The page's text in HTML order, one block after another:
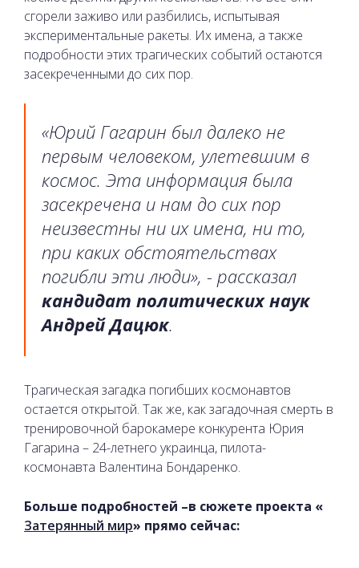
сгорели заживо или разбились, испытывая
экспериментальные ракеты. Их имена, а также
подробности этих трагических событий остаются
засекреченными до сих пор.
«Юрий Гагарин был далеко не
первым человеком, улетевшим в
космос. Эта информация была
засекречена и нам до сих пор
неизвестны ни их имена, ни то,
при каких обстоятельствах
погибли эти люди», - рассказал
кандидат политических наук
Андрей Дацюк.
Трагическая загадка погибших космонавтов
остается открытой. Так же, как загадочная смерть в
тренировочной барокамере конкурента Юрия
Гагарина – 24-летнего украинца, пилота-
космонавта Валентина Бондаренко.
Больше подробностей –в сюжете проекта «
Затерянный мир» прямо сейчас: